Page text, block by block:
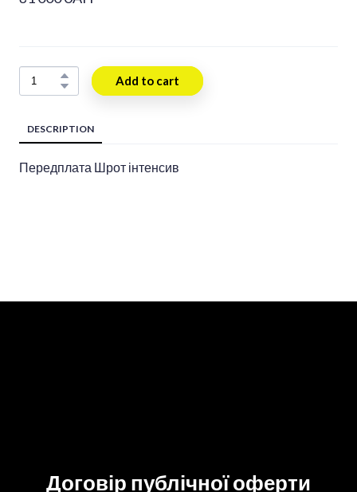
Add to cart
DESCRIPTION
Передплата Шрот інтенсив
Договір публічної оферти